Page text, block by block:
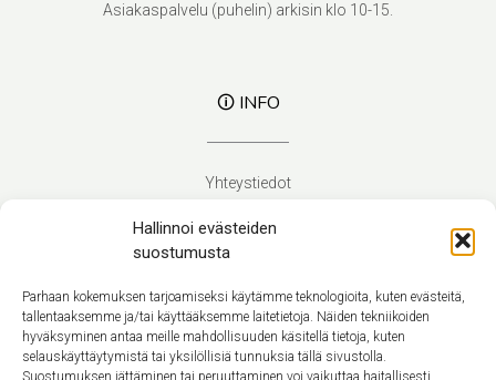
Hallinnoi evästeiden
suostumusta
Parhaan kokemuksen tarjoamiseksi käytämme teknologioita, kuten evästeitä,
tallentaaksemme ja/tai käyttääksemme laitetietoja. Näiden tekniikoiden
hyväksyminen antaa meille mahdollisuuden käsitellä tietoja, kuten
selauskäyttäytymistä tai yksilöllisiä tunnuksia tällä sivustolla.
Suostumuksen jättäminen tai peruuttaminen voi vaikuttaa haitallisesti
Asiakaspalvelu (puhelin) arkisin klo 10-15.
🛈 INFO
Yhteystiedot
Toimitusehdot
Tietosuojaseloste
Suomi